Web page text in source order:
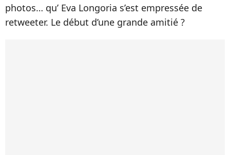
photos… qu’ Eva Longoria s’est empressée de
retweeter. Le début d’une grande amitié ?